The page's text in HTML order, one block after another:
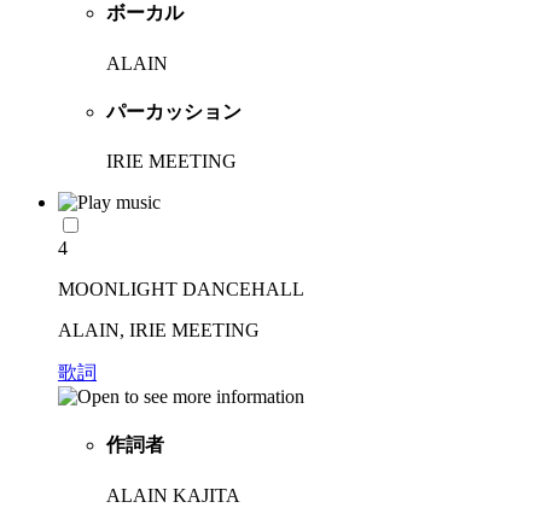
ボーカル
ALAIN
パーカッション
IRIE MEETING
4
MOONLIGHT DANCEHALL
ALAIN, IRIE MEETING
歌詞
作詞者
ALAIN KAJITA